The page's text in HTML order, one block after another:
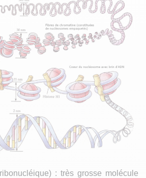
: très grosse molécule